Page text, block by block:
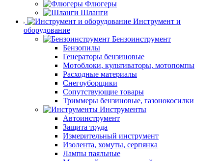
Флюгеры
Шланги
Инструмент и
оборудование
Бензоинструмент
Бензопилы
Генераторы бензиновые
Мотоблоки, культиваторы, мотопомпы
Расходные материалы
Снегоуборщики
Сопутствующие товары
Триммеры бензиновые, газонокосилки
Инструменты
Автоинструмент
Защита труда
Измерительный инструмент
Изолента, хомуты, серпянка
Лампы паяльные